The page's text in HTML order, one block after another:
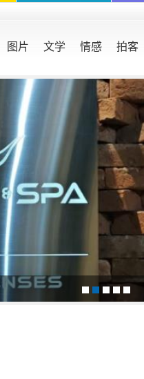
图片 文学 情感 拍客